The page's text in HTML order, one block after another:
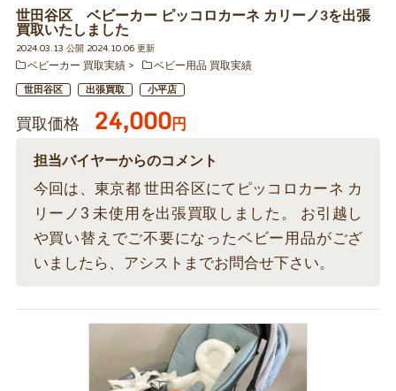
世田谷区 ベビーカー ピッコロカーネ カリーノ3を出張
買取いたしました
2024.03.13 公開 2024.10.06 更新
ベビーカー 買取実績
ベビー用品 買取実績
世田谷区 出張買取 小平店
買取価格 24,000円
担当バイヤーからのコメント
今回は、東京都 世田谷区にてピッコロカーネ カ
リーノ3 未使用を出張買取しました。 お引越し
や買い替えでご不要になったベビー用品がござ
いましたら、アシストまでお問合せ下さい。